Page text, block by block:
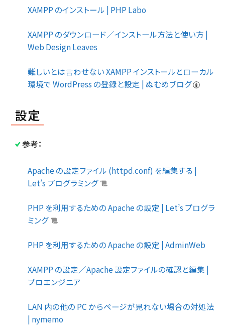
XAMPP のインストール | PHP Labo
XAMPP のダウンロード／インストール方法と使い方 |
Web Design Leaves
難しいとは言わせない XAMPP インストールとローカル
環境で WordPress の登録と設定 | ぬむめブログ
設定
参考：
Apache の設定ファイル (httpd.conf) を編集する |
Let’s プログラミング
PHP を利用するための Apache の設定 | Let’s プログラ
ミング
PHP を利用するための Apache の設定 | AdminWeb
XAMPP の設定／Apache 設定ファイルの確認と編集 |
プロエンジニア
LAN 内の他の PC からページが見れない場合の対処法
| nymemo